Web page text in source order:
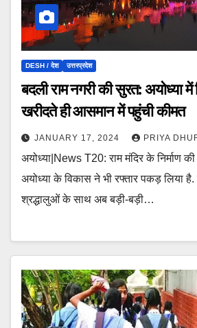
DESH / देश उत्तरप्रदेश
बदली राम नगरी की सुरत: अयोध्या
खरीदते ही आसमान में पहुंची कीमत
JANUARY 17, 2024 PRIYA
अयोध्या|News T20: राम मंदिर के निर्माण
अयोध्या के विकास ने भी रफ्तार पकड़ लिया है.
श्रद्धालुओं के साथ अब बड़ी-बड़ी…